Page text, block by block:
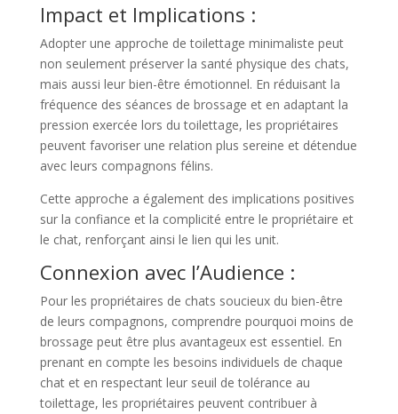
Impact et Implications :
Adopter une approche de toilettage minimaliste peut
non seulement préserver la santé physique des chats,
mais aussi leur bien-être émotionnel. En réduisant la
fréquence des séances de brossage et en adaptant la
pression exercée lors du toilettage, les propriétaires
peuvent favoriser une relation plus sereine et détendue
avec leurs compagnons félins.
Cette approche a également des implications positives
sur la confiance et la complicité entre le propriétaire et
le chat, renforçant ainsi le lien qui les unit.
Connexion avec l’Audience :
Pour les propriétaires de chats soucieux du bien-être
de leurs compagnons, comprendre pourquoi moins de
brossage peut être plus avantageux est essentiel. En
prenant en compte les besoins individuels de chaque
chat et en respectant leur seuil de tolérance au
toilettage, les propriétaires peuvent contribuer à